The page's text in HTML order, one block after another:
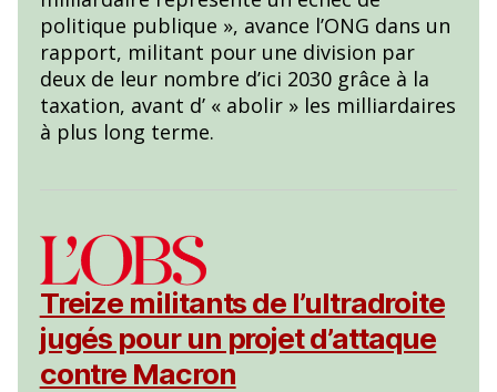
politique publique », avance l’ONG dans un
rapport, militant pour une division par
deux de leur nombre d’ici 2030 grâce à la
taxation, avant d’ « abolir » les milliardaires
à plus long terme.
Treize militants de l’ultradroite
jugés pour un projet d’attaque
contre Macron